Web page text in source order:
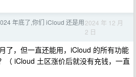
年底了,你们 iCloud 还是用2024 年 12 月
2 日
了，但一直还能用，iCloud 的所有功能
（ iCloud 土区涨价后就没有充钱，一直